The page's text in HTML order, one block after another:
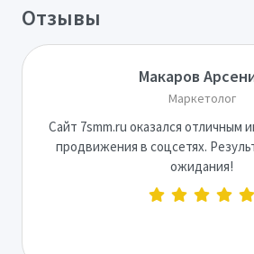
Отзывы
Макаров
Маркетолог
Сайт 7smm.ru оказался отличным
продвижения в соцсетях.
ожидания!